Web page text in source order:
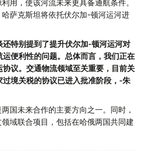
用，使该河流未来更具备通航条件。
萨克斯坦将依托伏尔加-顿河运河进
特别提到了提升伏尔加-顿河运河对
运便利性的问题。总体而言，我们正在
协议。交通物流领域至关重要，目前关
过境关税的协议已进入批准阶段，-朱
国未来合作的主要方向之一。同时，
域联合项目，包括在哈俄两国共同建